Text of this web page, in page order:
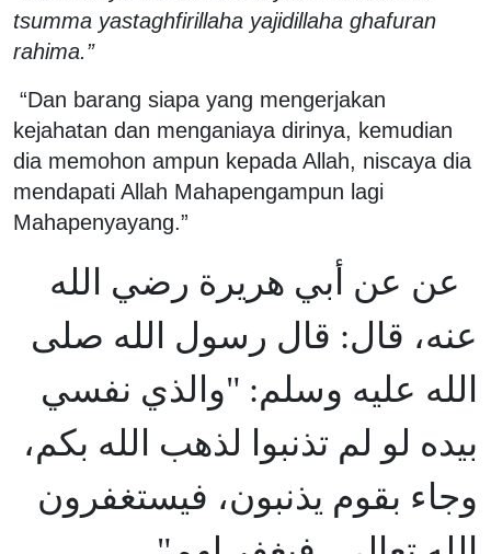
tsumma yastaghfirillaha yajidillaha ghafuran
rahima.”
“Dan barang siapa yang mengerjakan
kejahatan dan menganiaya dirinya, kemudian
dia memohon ampun kepada Allah, niscaya dia
mendapati Allah Mahapengampun lagi
Mahapenyayang.”
عن عن أبي هريرة رضي الله
عنه، قال: قال رسول الله صلى
الله عليه وسلم: "والذي نفسي
بيده لو لم تذنبوا لذهب الله بكم،
وجاء بقوم يذنبون، فيستغفرون